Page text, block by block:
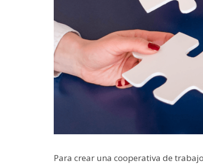
Para crear una cooperativa de